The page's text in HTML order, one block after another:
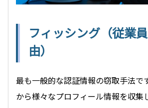
フィッシング（従業
由）
最も一般的な認証情報の窃取手法で
から様々なプロフィール情報を収集